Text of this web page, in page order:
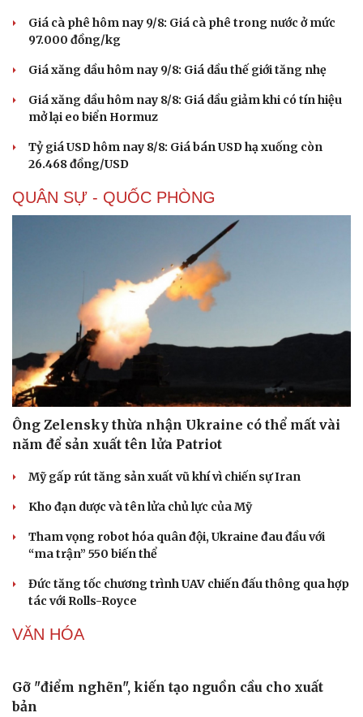
Sức khỏe
Dinh dưỡng - món ngon
Cây thuốc
Sản phụ khoa
Nam khoa
Phòng mạch online
Ăn sạch sống khỏe
Nhà đẹp
Blog
Tình yêu - Gia đình
Giá cà phê hôm nay 9/8: Giá cà phê trong nước ở mức
97.000 đồng/kg
Giá xăng dầu hôm nay 9/8: Giá dầu thế giới tăng nhẹ
Giá xăng dầu hôm nay 8/8: Giá dầu giảm khi có tín hiệu
mở lại eo biển Hormuz
Tỷ giá USD hôm nay 8/8: Giá bán USD hạ xuống còn
26.468 đồng/USD
QUÂN SỰ - QUỐC PHÒNG
Ông Zelensky thừa nhận Ukraine có thể mất vài
năm để sản xuất tên lửa Patriot
Mỹ gấp rút tăng sản xuất vũ khí vì chiến sự Iran
Kho đạn dược và tên lửa chủ lực của Mỹ
Tham vọng robot hóa quân đội, Ukraine đau đầu với
“ma trận” 550 biến thể
Đức tăng tốc chương trình UAV chiến đấu thông qua hợp
tác với Rolls-Royce
VĂN HÓA